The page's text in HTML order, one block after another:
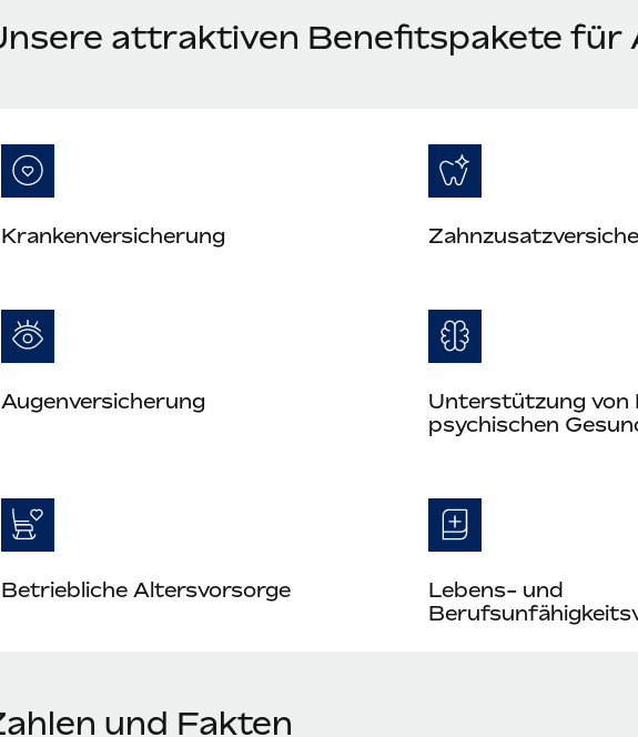
attraktiven Benefitspakete für
Krankenversicherung
Augenversicherung
Unterstützung von
psychischen
Betriebliche Altersvorsorge
Lebens- und
und Fakten